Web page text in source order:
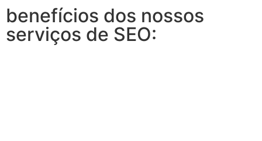
benefícios dos nossos
serviços de SEO: